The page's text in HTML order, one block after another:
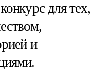
для тех,
и